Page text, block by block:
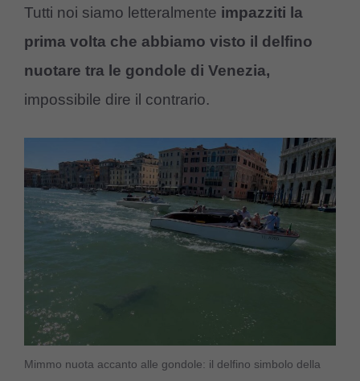
Tutti noi siamo letteralmente impazziti la
prima volta che abbiamo visto il delfino
nuotare tra le gondole di Venezia,
impossibile dire il contrario.
Mimmo nuota accanto alle gondole: il delfino simbolo della